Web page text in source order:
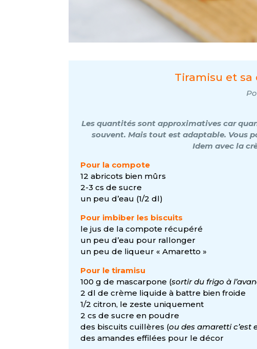
Tiramisu et sa
Les quantités sont approximatives car
souvent. Mais tout est adaptable. Vous
Idem avec la
Pour la compote
12 abricots bien mûrs
2-3 cs de sucre
un peu d’eau (1/2 dl)
Pour imbiber les biscuits
le jus de la compote récupéré
un peu d’eau pour rallonger
un peu de liqueur « Amaretto »
Pour le tiramisu
100 g de mascarpone (sortir du frigo à
2 dl de crème liquide à battre bien froide
1/2 citron, le zeste uniquement
2 cs de sucre en poudre
des biscuits cuillères (ou des amaretti c’est
des amandes effilées pour le décor